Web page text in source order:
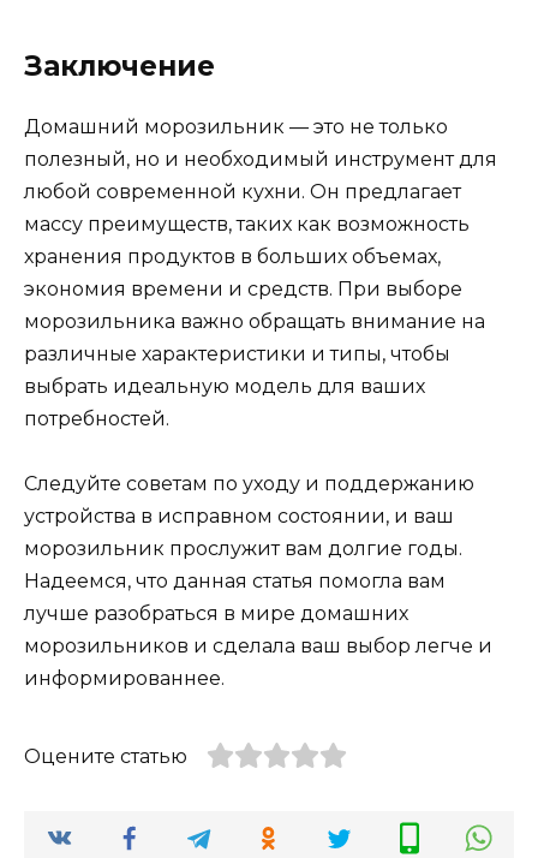
Заключение
Домашний морозильник — это не только
полезный, но и необходимый инструмент для
любой современной кухни. Он предлагает
массу преимуществ, таких как возможность
хранения продуктов в больших объемах,
экономия времени и средств. При выборе
морозильника важно обращать внимание на
различные характеристики и типы, чтобы
выбрать идеальную модель для ваших
потребностей.
Следуйте советам по уходу и поддержанию
устройства в исправном состоянии, и ваш
морозильник прослужит вам долгие годы.
Надеемся, что данная статья помогла вам
лучше разобраться в мире домашних
морозильников и сделала ваш выбор легче и
информированнее.
Оцените статью